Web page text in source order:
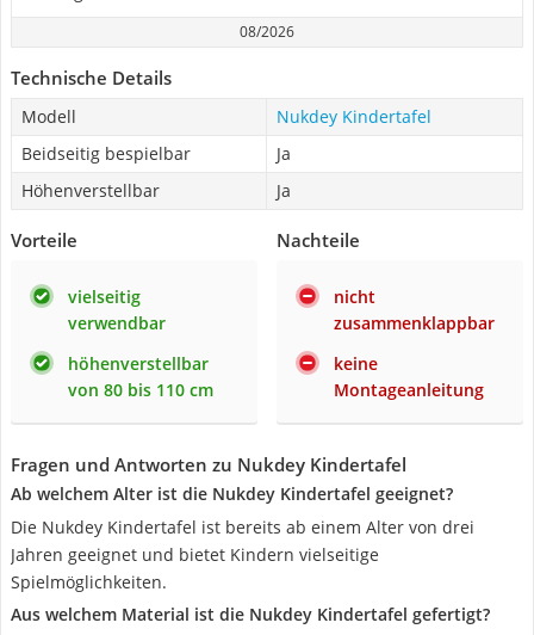
08/2026
Technische Details
Modell
Nukdey Kindertafel
Beidseitig bespielbar
Ja
Höhenverstellbar
Ja
Vorteile
vielseitig
verwendbar
höhenverstellbar
von 80 bis 110 cm
Nachteile
nicht
zusammenklappbar
keine
Montageanleitung
Fragen und Antworten zu Nukdey Kindertafel
Ab welchem Alter ist die Nukdey Kindertafel geeignet?
Die Nukdey Kindertafel ist bereits ab einem Alter von drei
Jahren geeignet und bietet Kindern vielseitige
Spielmöglichkeiten.
Aus welchem Material ist die Nukdey Kindertafel gefertigt?